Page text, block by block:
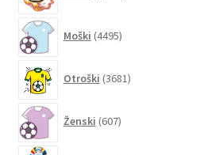
Moški 4495izdelkov
Otroški 3681izdelkov
Ženski 607izdelkov